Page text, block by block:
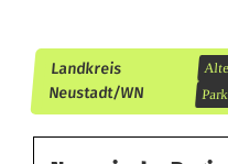
e
i
n
Landkreis
Neustadt/WN